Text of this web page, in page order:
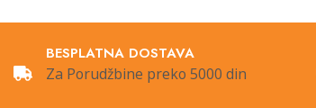
BESPLATNA DOSTAVA
Za Porudžbine preko 5000 din